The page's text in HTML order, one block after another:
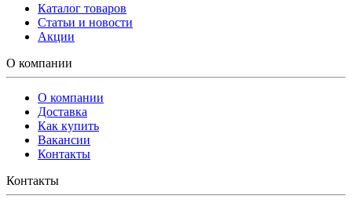
Каталог товаров
Статьи и новости
Акции
О компании
О компании
Доставка
Как купить
Вакансии
Контакты
Контакты